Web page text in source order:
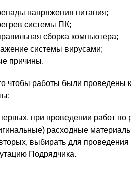
напряжения питания;
системы ПК;
сборка компьютера;
системы вирусами;
причины.
чтобы работы были проведены
при проведении работ по
расходные
выбирать для
Подрядчика.